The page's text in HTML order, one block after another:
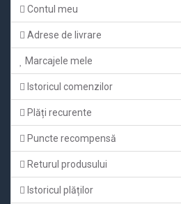
Contul meu
Adrese de livrare
Marcajele mele
Istoricul comenzilor
Plăți recurente
Puncte recompensă
Returul produsului
Istoricul plăților